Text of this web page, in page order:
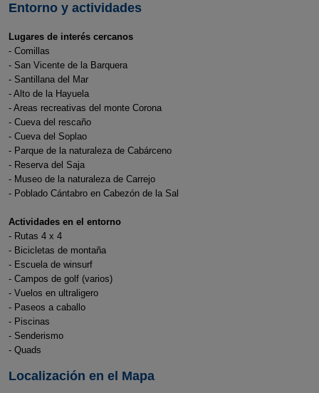
Entorno y actividades
Lugares de interés cercanos
- Comillas
- San Vicente de la Barquera
- Santillana del Mar
- Alto de la Hayuela
- Areas recreativas del monte Corona
- Cueva del rescaño
- Cueva del Soplao
- Parque de la naturaleza de Cabárceno
- Reserva del Saja
- Museo de la naturaleza de Carrejo
- Poblado Cántabro en Cabezón de la Sal
Actividades en el entorno
- Rutas 4 x 4
- Bicicletas de montaña
- Escuela de winsurf
- Campos de golf (varios)
- Vuelos en ultraligero
- Paseos a caballo
- Piscinas
- Senderismo
- Quads
Localización en el Mapa